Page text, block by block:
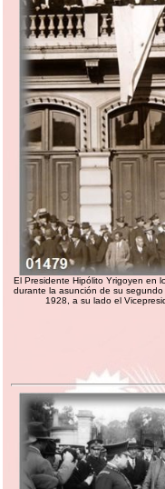
El Presidente Hipólito Yrigoyen en
durante la asunción de su
1928, a su lado el